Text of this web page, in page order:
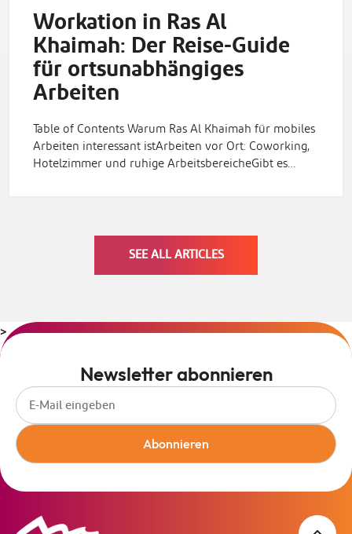
Workation in Ras Al
Khaimah: Der Reise-Guide
für ortsunabhängiges
Arbeiten
Table of Contents Warum Ras Al Khaimah für mobiles
Arbeiten interessant istArbeiten vor Ort: Coworking,
Hotelzimmer und ruhige ArbeitsbereicheGibt es…
SEE ALL ARTICLES
>
Newsletter abonnieren
Abonnieren